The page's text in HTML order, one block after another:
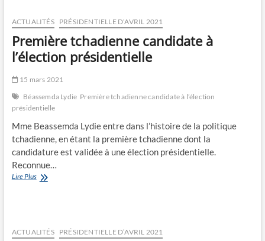
boycottées
ACTUALITÉS PRÉSIDENTIELLE D’AVRIL 2021
Première tchadienne candidate à
l’élection présidentielle
15 mars 2021
Béassemda Lydie Première tchadienne candidate à l’élection
présidentielle
Mme Beassemda Lydie entre dans l’histoire de la politique
tchadienne, en étant la première tchadienne dont la
candidature est validée à une élection présidentielle.
Reconnue…
Lire PlusPremière
présidentielle
ACTUALITÉS PRÉSIDENTIELLE D’AVRIL 2021